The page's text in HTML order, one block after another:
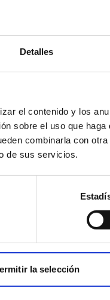
Detalles
el contenido y los
sobre el uso que
combinarla con
de sus servicios.
la selección
amb asterisc (*) són
Validar dades